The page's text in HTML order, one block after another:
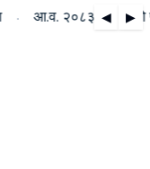
◀ ▶
आ.व. २०८३/०८४ को